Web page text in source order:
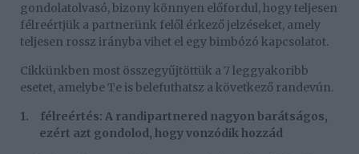
gondolatolvasó, bizony könnyen előfordul, hogy teljesen
félreértjük a partnerünk felől érkező jelzéseket, amely
teljesen rossz irányba vihet el egy bimbózó kapcsolatot.
Cikkünkben most összegyűjtöttük a 7 leggyakoribb
esetet, amelybe Te is belefuthatsz a következő randevún.
1.
félreértés: A randipartnered nagyon barátságos,
ezért azt gondolod, hogy vonzódik hozzád